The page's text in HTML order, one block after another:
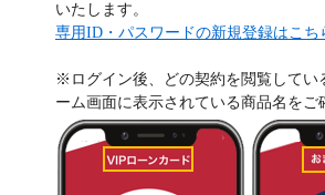
いたします。
専用ID・パスワードの新規登録はこち
※ログイン後、どの契約を閲覧してい
ーム画面に表示されている商品名をご